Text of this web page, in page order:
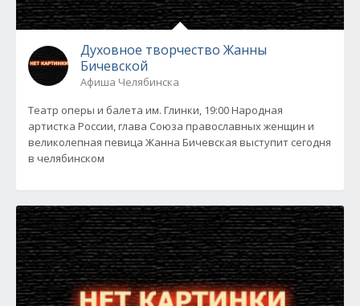
Духовное творчество Жанны
Бичевской
Афиша Челябинска
Театр оперы и балета им. Глинки, 19:00 Народная
артистка России, глава Союза православных женщин и
великолепная певица Жанна Бичевская выступит сегодня
в челябинском